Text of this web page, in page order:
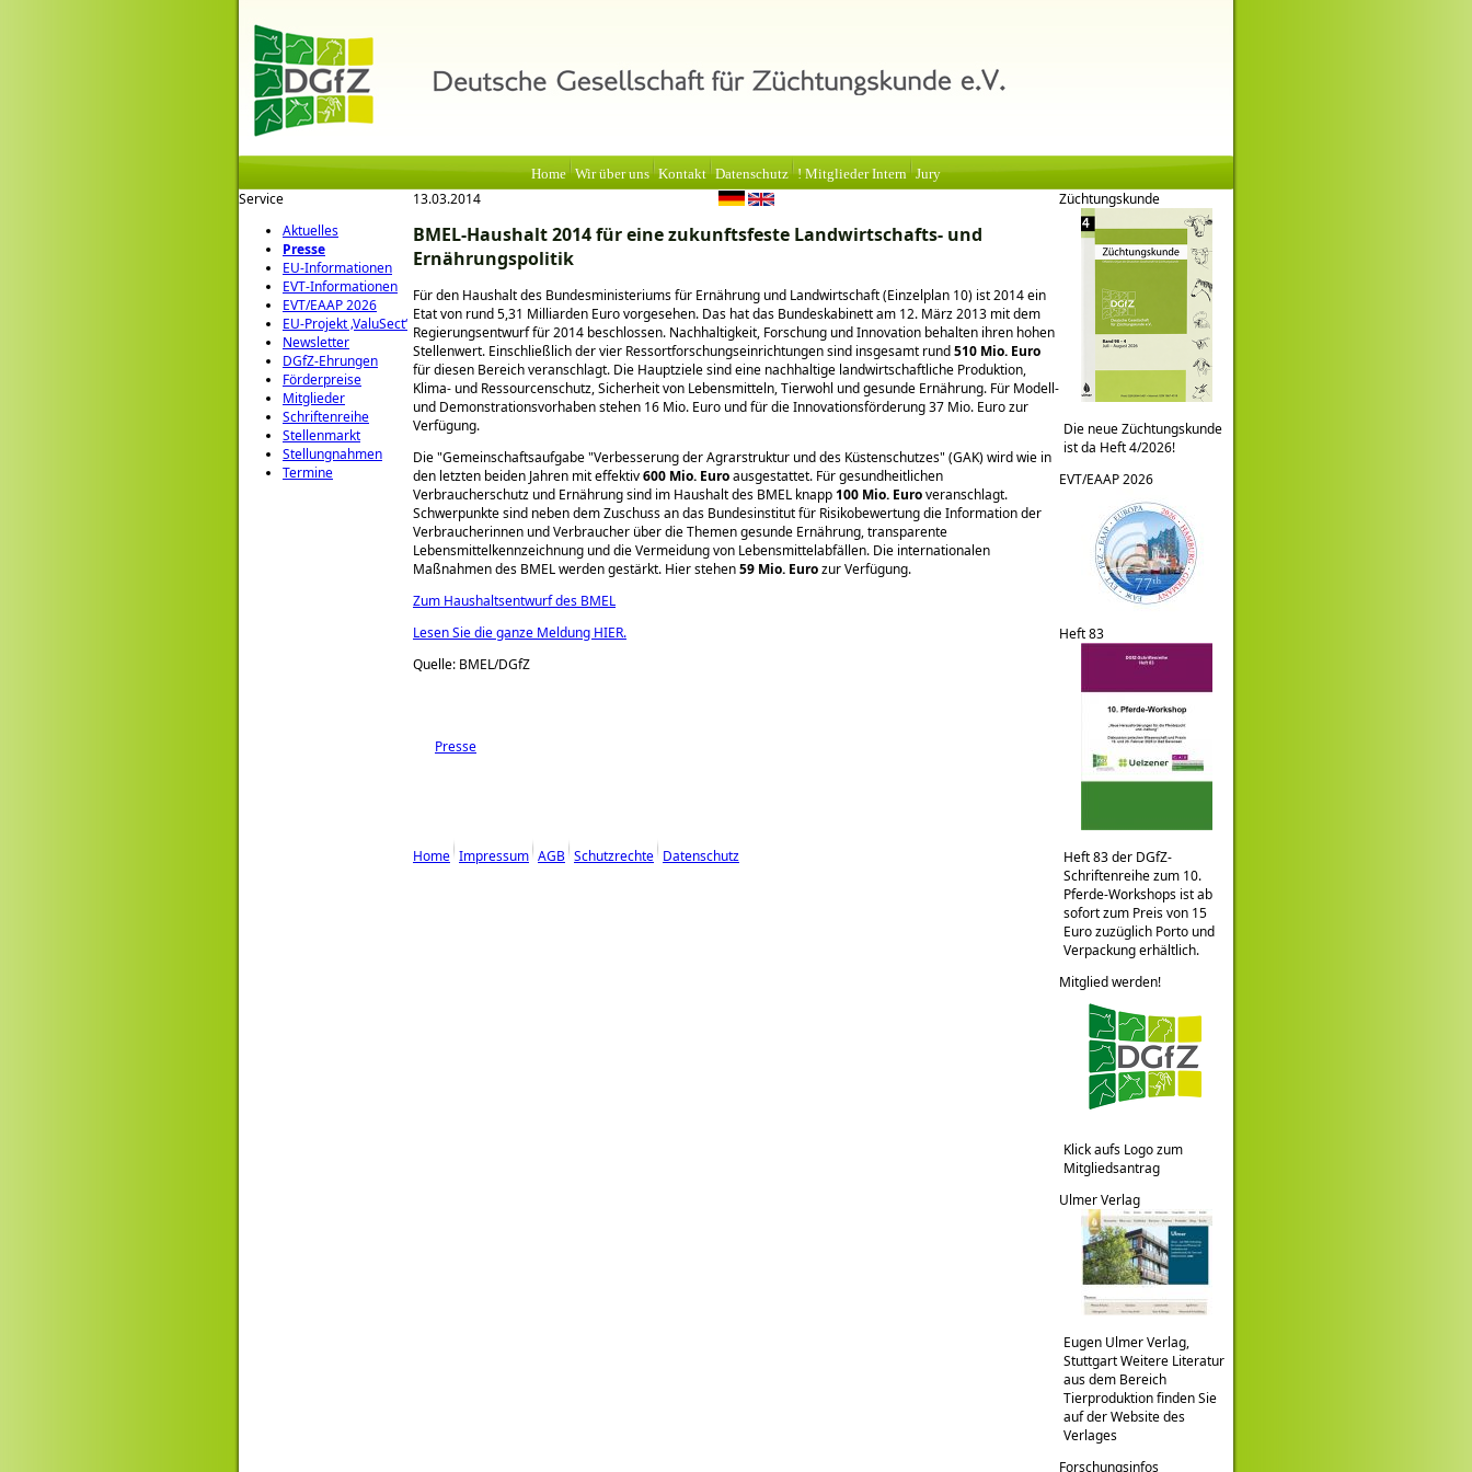
Home Wir über uns Kontakt Datenschutz ! Mitglieder Intern Jury
Service
Aktuelles
Presse
EU-Informationen
EVT-Informationen
EVT/EAAP 2026
EU-Projekt ‚ValuSect‘
Newsletter
DGfZ-Ehrungen
Förderpreise
Mitglieder
Schriftenreihe
Stellenmarkt
Stellungnahmen
Termine
13.03.2014
BMEL-Haushalt 2014 für eine zukunftsfeste Landwirtschafts- und
Ernährungspolitik
Für den Haushalt des Bundesministeriums für Ernährung und Landwirtschaft (Einzelplan 10) ist 2014 ein
Etat von rund 5,31 Milliarden Euro vorgesehen. Das hat das Bundeskabinett am 12. März 2013 mit dem
Regierungsentwurf für 2014 beschlossen. Nachhaltigkeit, Forschung und Innovation behalten ihren hohen
Stellenwert. Einschließlich der vier Ressortforschungseinrichtungen sind insgesamt rund510 Mio. Euro
für diesen Bereich veranschlagt. Die Hauptziele sind eine nachhaltige landwirtschaftliche Produktion,
Klima- und Ressourcenschutz, Sicherheit von Lebensmitteln, Tierwohl und gesunde Ernährung. Für Modell-
und Demonstrationsvorhaben stehen 16 Mio. Euro und für die Innovationsförderung 37 Mio. Euro zur
Verfügung.
Die Gemeinschaftsaufgabe Verbesserung der Agrarstruktur und des Küstenschutzes" (GAK) wird wie in
den letzten beiden Jahren mit effektiv600 Mio. Euroausgestattet. Für gesundheitlichen
Verbraucherschutz und Ernährung sind im Haushalt des BMEL knapp100 Mio. Euroveranschlagt.
Schwerpunkte sind neben dem Zuschuss an das Bundesinstitut für Risikobewertung die Information der
Verbraucherinnen und Verbraucher über die Themen gesunde Ernährung, transparente
Lebensmittelkennzeichnung und die Vermeidung von Lebensmittelabfällen. Die internationalen
Maßnahmen des BMEL werden gestärkt. Hier stehen59 Mio. Eurozur Verfügung.
Zum Haushaltsentwurf des BMEL
Lesen Sie die ganze Meldung HIER.
Quelle: BMEL/DGfZ
Presse
Home Impressum AGB Schutzrechte Datenschutz
Züchtungskunde
Die neue Züchtungskunde
ist da Heft 4/2026!
EVT/EAAP 2026
Heft 83
Heft 83 der DGfZ-
Schriftenreihe zum 10.
Pferde-Workshops ist ab
sofort zum Preis von 15
Euro zuzüglich Porto und
Verpackung erhältlich.
Mitglied werden!
Klick aufs Logo zum
Mitgliedsantrag
Ulmer Verlag
Eugen Ulmer Verlag,
Stuttgart Weitere Literatur
aus dem Bereich
Tierproduktion finden Sie
auf der Website des
Verlages
Forschungsinfos